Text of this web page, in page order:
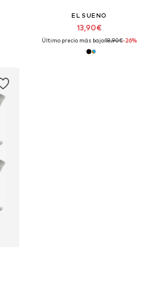
EL SUENO
13,90€
Último precio más bajo:18,90€-26%